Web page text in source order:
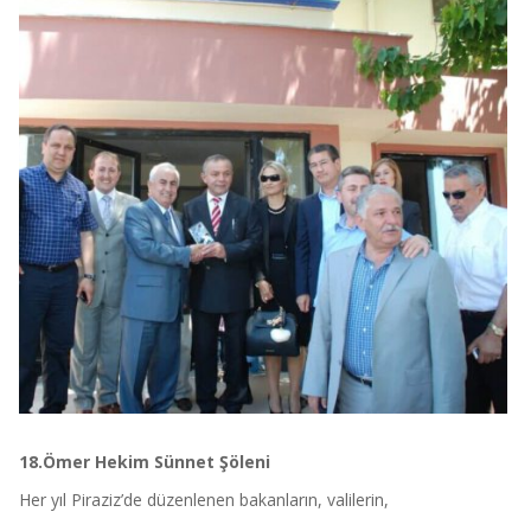
18.Ömer Hekim Sünnet Şöleni
Her yıl Piraziz’de düzenlenen bakanların, valilerin,